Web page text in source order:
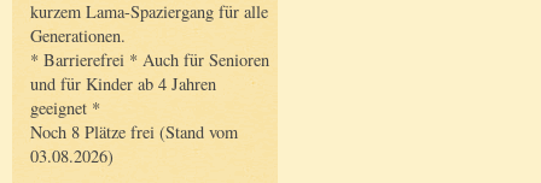
kurzem Lama-Spaziergang für alle
Generationen.
* Barrierefrei * Auch für Senioren
und für Kinder ab 4 Jahren
geeignet *
Noch 8 Plätze frei (Stand vom
03.08.2026)